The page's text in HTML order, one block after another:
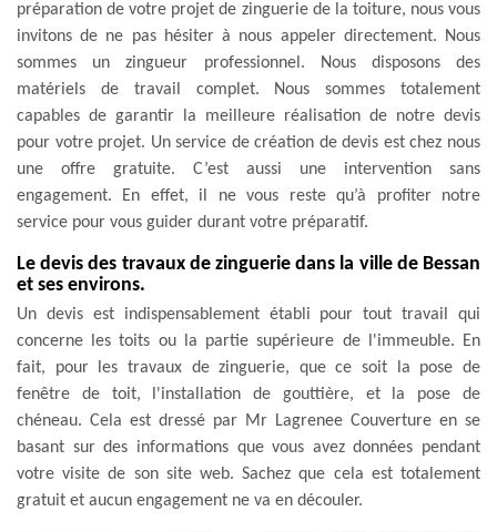
préparation de votre projet de zinguerie de la toiture, nous vous
invitons de ne pas hésiter à nous appeler directement. Nous
sommes un zingueur professionnel. Nous disposons des
matériels de travail complet. Nous sommes totalement
capables de garantir la meilleure réalisation de notre devis
pour votre projet. Un service de création de devis est chez nous
une offre gratuite. C’est aussi une intervention sans
engagement. En effet, il ne vous reste qu’à profiter notre
service pour vous guider durant votre préparatif.
Le devis des travaux de zinguerie dans la ville de Bessan
et ses environs.
Un devis est indispensablement établi pour tout travail qui
concerne les toits ou la partie supérieure de l'immeuble. En
fait, pour les travaux de zinguerie, que ce soit la pose de
fenêtre de toit, l'installation de gouttière, et la pose de
chéneau. Cela est dressé par Mr Lagrenee Couverture en se
basant sur des informations que vous avez données pendant
votre visite de son site web. Sachez que cela est totalement
gratuit et aucun engagement ne va en découler.